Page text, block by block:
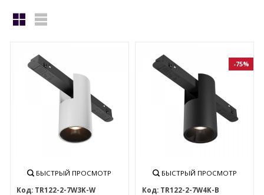
БЫСТРЫЙ ПРОСМОТР
TR122-2-7W3K-W
-75%
БЫСТРЫЙ ПРОСМОТР
TR122-2-7W4K-B